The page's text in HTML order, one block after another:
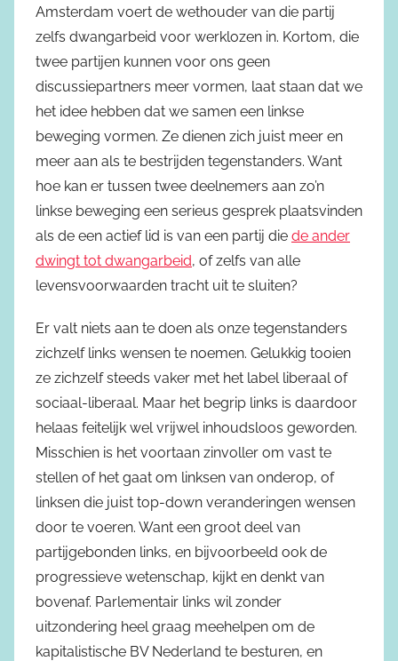
Amsterdam voert de wethouder van die partij
zelfs dwangarbeid voor werklozen in. Kortom, die
twee partijen kunnen voor ons geen
discussiepartners meer vormen, laat staan dat we
het idee hebben dat we samen een linkse
beweging vormen. Ze dienen zich juist meer en
meer aan als te bestrijden tegenstanders. Want
hoe kan er tussen twee deelnemers aan zo’n
linkse beweging een serieus gesprek plaatsvinden
als de een actief lid is van een partij die de ander
dwingt tot dwangarbeid, of zelfs van alle
levensvoorwaarden tracht uit te sluiten?
Er valt niets aan te doen als onze tegenstanders
zichzelf links wensen te noemen. Gelukkig tooien
ze zichzelf steeds vaker met het label liberaal of
sociaal-liberaal. Maar het begrip links is daardoor
helaas feitelijk wel vrijwel inhoudsloos geworden.
Misschien is het voortaan zinvoller om vast te
stellen of het gaat om linksen van onderop, of
linksen die juist top-down veranderingen wensen
door te voeren. Want een groot deel van
partijgebonden links, en bijvoorbeeld ook de
progressieve wetenschap, kijkt en denkt van
bovenaf. Parlementair links wil zonder
uitzondering heel graag meehelpen om de
kapitalistische BV Nederland te besturen, en